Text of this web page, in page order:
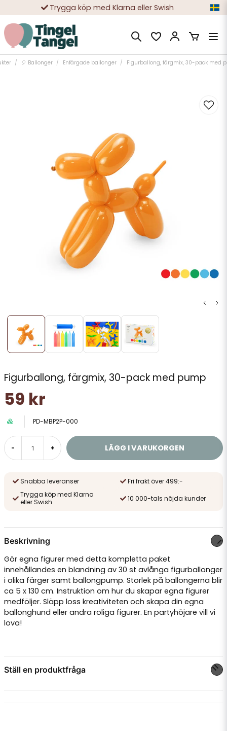
Trygga köp med Klarna eller Swish
10 000-tals nöjda kunder
🎈 Ballonger Enfärgade ballonger Figurballong, färgmix, 30-pack med
Figurballong, färgmix, 30-pack med pump
59 kr
PD-MBP2P-000
- + LÄGG I VARUKORGEN
Snabba leveranser
Fri frakt över 499:-
Trygga köp med Klarna
eller Swish
10 000-tals nöjda kunder
Beskrivning
Gör egna figurer med detta kompletta paket
innehållandes en blandning av 30 st avlånga figurballonger
i olika färger samt ballongpump. Storlek på ballongerna blir
ca 5 x 130 cm. Instruktion om hur du skapar egna figurer
medföljer. Släpp loss kreativiteten och skapa din egna
ballonghund eller andra roliga figurer. En partyhöjare vill vi
lova!
Ställ en produktfråga